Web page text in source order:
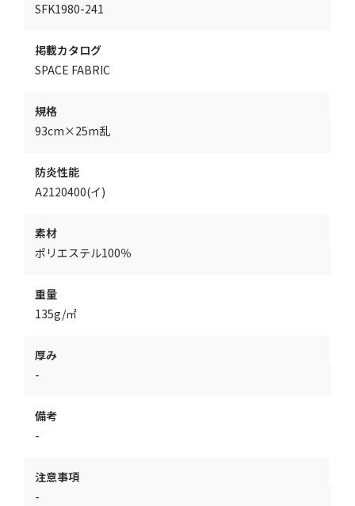
SFK1980-241
掲載カタログ
SPACE FABRIC
規格
93cm×25m乱
防炎性能
A2120400(イ)
素材
ポリエステル100％
重量
135g/㎡
厚み
-
備考
-
注意事項
-